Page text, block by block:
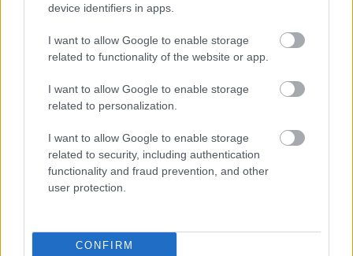
device identifiers in apps.
I want to allow Google to enable storage
related to functionality of the website or app.
I want to allow Google to enable storage
related to personalization.
I want to allow Google to enable storage
related to security, including authentication
functionality and fraud prevention, and other
user protection.
CONFIRM